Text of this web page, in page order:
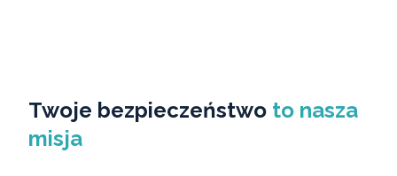
Twoje bezpieczeństwo to nasza
misja